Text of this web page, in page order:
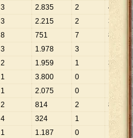
3 2.835 2 4
3 2.215 2 3
323
8 751 7
858
3 1.978 3
2 1.959 1 3.
1 3.800
0
1 2.075
0
2 814 2
814
4 324 1 1.
1 1.187
0